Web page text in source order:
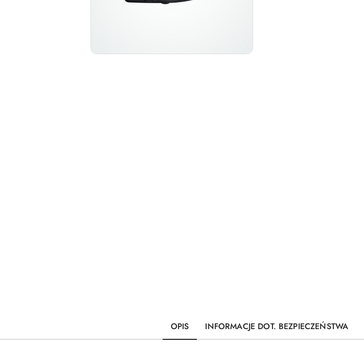
OPIS INFORMACJE DOT. BEZPIECZEŃSTWA